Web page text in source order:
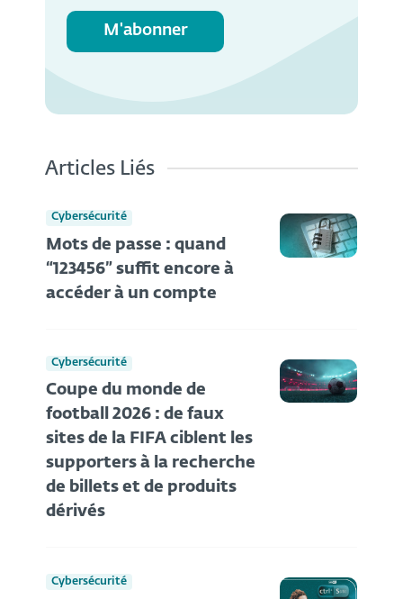
M'abonner
Articles Liés
Cybersécurité
Mots de passe : quand
“123456” suffit encore à
accéder à un compte
Cybersécurité
Coupe du monde de
football 2026 : de faux
sites de la FIFA ciblent les
supporters à la recherche
de billets et de produits
dérivés
Cybersécurité